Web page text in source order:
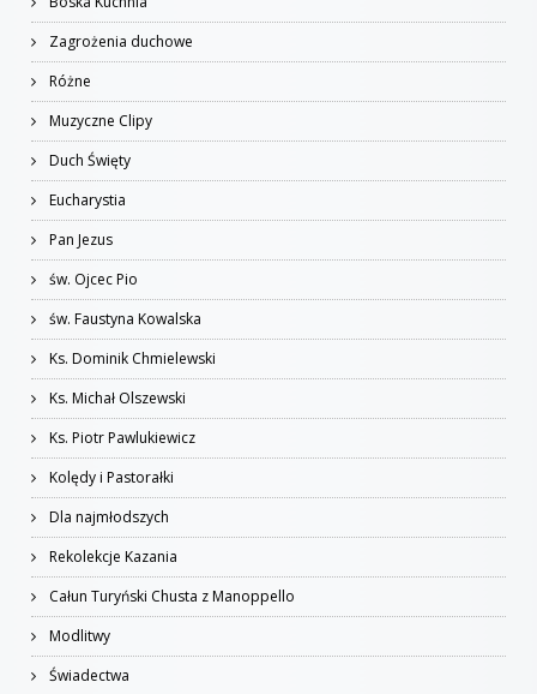
Zagrożenia duchowe
Różne
Muzyczne Clipy
Duch Święty
Eucharystia
Pan Jezus
św. Ojcec Pio
św. Faustyna Kowalska
Ks. Dominik Chmielewski
Ks. Michał Olszewski
Ks. Piotr Pawlukiewicz
Kolędy i Pastorałki
Dla najmłodszych
Rekolekcje Kazania
Całun Turyński Chusta z Manoppello
Modlitwy
Świadectwa